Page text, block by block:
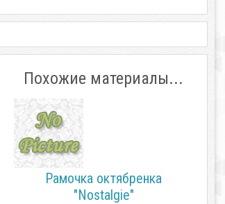
Похожие материалы...
Рамочка октябренка
"Nostalgie"